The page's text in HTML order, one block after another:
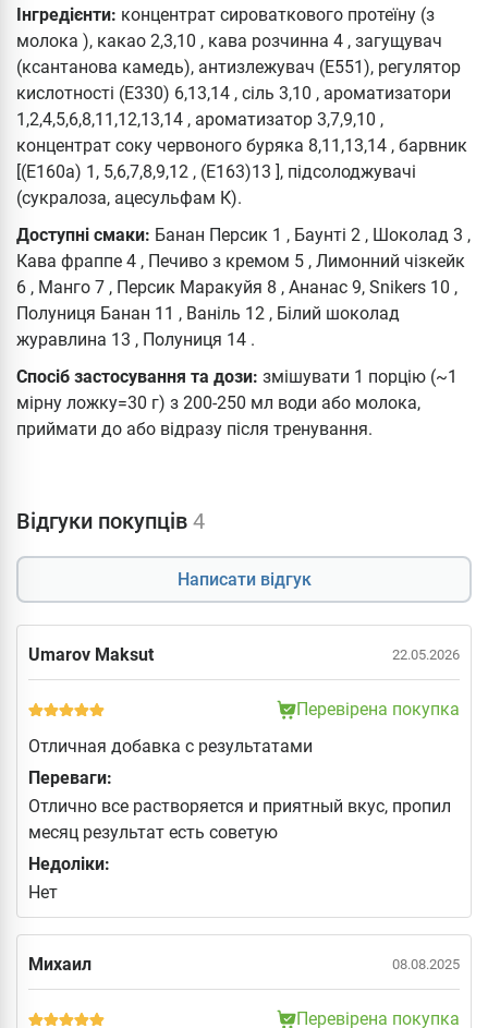
Інгредієнти: концентрат сироваткового протеїну (з
молока ), какао 2,3,10 , кава розчинна 4 , загущувач
(ксантанова камедь), антизлежувач (E551), регулятор
кислотності (E330) 6,13,14 , сіль 3,10 , ароматизатори
1,2,4,5,6,8,11,12,13,14 , ароматизатор 3,7,9,10 ,
концентрат соку червоного буряка 8,11,13,14 , барвник
[(E160a) 1, 5,6,7,8,9,12 , (E163)13 ], підсолоджувачі
(сукралоза, ацесульфам К).
Доступні смаки: Банан Персик 1 , Баунті 2 , Шоколад 3 ,
Кава фраппе 4 , Печиво з кремом 5 , Лимонний чізкейк
6 , Манго 7 , Персик Маракуйя 8 , Ананас 9, Snikers 10 ,
Полуниця Банан 11 , Ваніль 12 , Білий шоколад
журавлина 13 , Полуниця 14 .
Спосіб застосування та дози: змішувати 1 порцію (~1
мірну ложку=30 г) з 200-250 мл води або молока,
приймати до або відразу після тренування.
Відгуки покупців 4
Написати відгук
Umarov Maksut 22.05.2026
Перевірена покупка
Отличная добавка с результатами
Переваги:
Отлично все растворяется и приятный вкус, пропил
месяц результат есть советую
Недоліки:
Нет
Михаил 08.08.2025
Перевірена покупка